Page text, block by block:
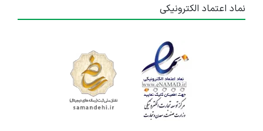
نماد اعتماد الکترونیکی